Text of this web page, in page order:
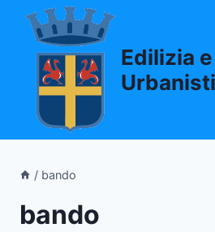
Salta
contenuto
Edilizia e
/ bando
bando